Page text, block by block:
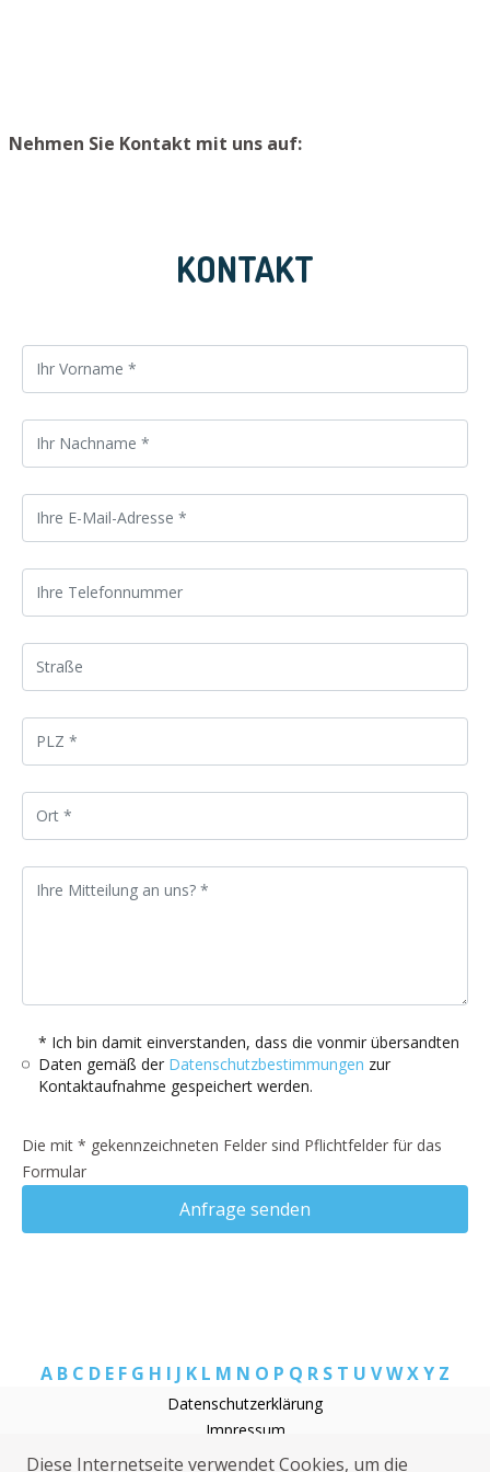
Nehmen Sie Kontakt mit uns auf:
KONTAKT
* Ich bin damit einverstanden, dass die vonmir übersandten
Daten gemäß der Datenschutzbestimmungen zur
Kontaktaufnahme gespeichert werden.
Die mit * gekennzeichneten Felder sind Pflichtfelder für das
Formular
Anfrage senden
A B C D E F G H I J K L M N O P Q R S T U VWXY Z
Datenschutzerklärung
Impressum
Rohrreinigung Belgern
Diese Internetseite verwendet Cookies, um die